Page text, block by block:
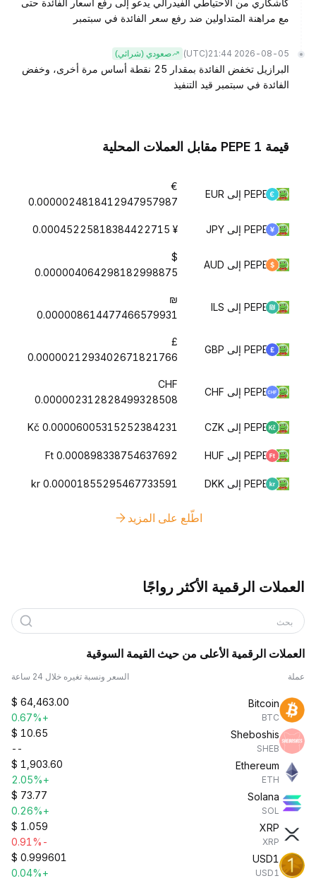
كاشكاري من الاحتياطي الفيدرالي يدعو إلى رفع أسعار الفائدة حتى
مع مراهنة المتداولين ضد رفع سعر الفائدة في سبتمبر
2026-08-05 21:44
(UTC) صعودي (شرائي)
البرازيل تخفض الفائدة بمقدار 25 نقطة أساس مرة أخرى، وخفض
الفائدة في سبتمبر قيد التنفيذ
قيمة 1 PEPE مقابل العملات المحلية
PEPE إلى EUR
€
0.0000024818412947957987
PEPE إلى JPY ¥ 0.00045225818384422715
PEPE إلى AUD
$
0.000004064298182998875
PEPE إلى ILS
₪
0.000008614477466579931
PEPE إلى GBP
£
0.0000021293402671821766
PEPE إلى CHF
CHF
0.000002312828499328508
PEPE إلى CZK Kč 0.00006005315252384231
PEPE إلى HUF Ft 0.000898338754637692
PEPE إلى DKK kr 0.00001855295467733591
اطّلع على المزيد
العملات الرقمية الأكثر رواجًا
بحث
العملات الرقمية الأعلى من حيث القيمة السوقية
عملة السعر ونسبة تغيره خلال 24 ساعة
Bitcoin
BTC
$ 64,463.00
+0.67%
Sheboshis
SHEB
$ 10.65
--
Ethereum
ETH
$ 1,903.60
+2.05%
Solana
SOL
$ 73.77
+0.26%
XRP
XRP
$ 1.059
-0.91%
USD1
USD1
$ 0.999601
+0.04%